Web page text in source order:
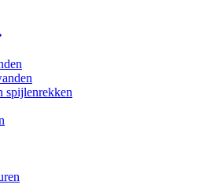
spijlenrekken